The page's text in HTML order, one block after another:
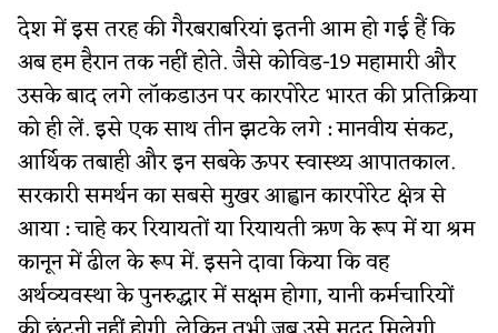
देश में इस तरह की गैरबराबरियां इतनी आम हो गई हैं कि
अब हम हैरान तक नहीं होते. जैसे कोविड-19 महामारी और
उसके बाद लगे लॉकडाउन पर कारपोरेट भारत की प्रतिक्रिया
को ही लें. इसे एक साथ तीन झटके लगे : मानवीय संकट,
आर्थिक तबाही और इन सबके ऊपर स्वास्थ्य आपातकाल.
सरकारी समर्थन का सबसे मुखर आह्वान कारपोरेट क्षेत्र से
आया : चाहे कर रियायतों या रियायती ऋण के रूप में या श्रम
कानून में ढील के रूप में. इसने दावा किया कि वह
अर्थव्यवस्था के पुनरुद्धार में सक्षम होगा, यानी कर्मचारियों